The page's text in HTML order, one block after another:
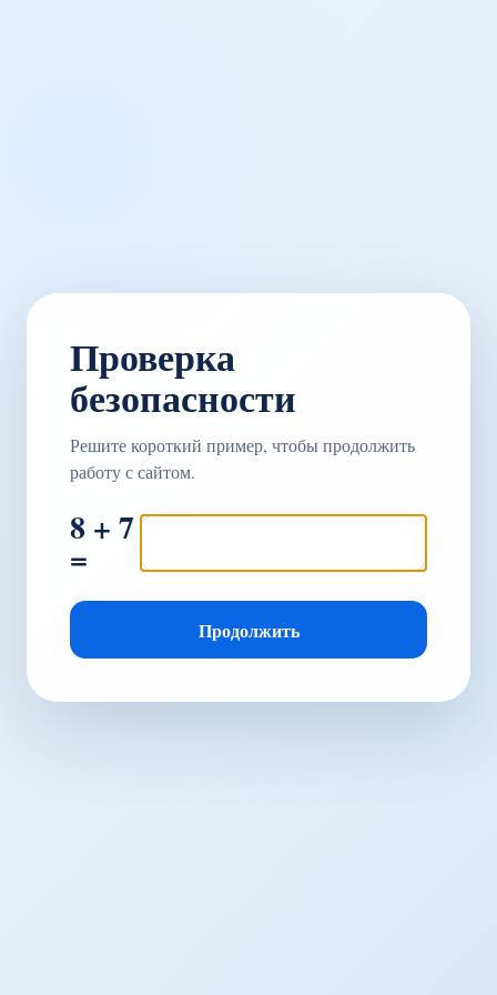
Проверка
безопасности
Решите короткий пример, чтобы продолжить
работу с сайтом.
8 + 7
=
Продолжить